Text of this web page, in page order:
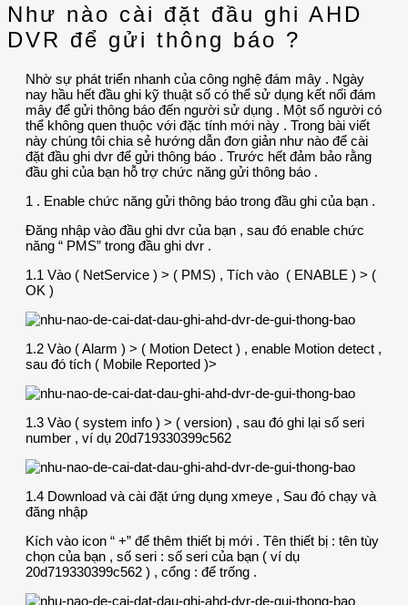
Như nào cài đặt đầu ghi AHD
DVR để gửi thông báo ?
Nhờ sự phát triển nhanh của công nghệ đám mây . Ngày
nay hầu hết đầu ghi kỹ thuật số có thể sử dụng kết nối đám
mây để gửi thông báo đến người sử dụng . Một số người có
thể không quen thuộc với đặc tính mới này . Trong bài viết
này chúng tôi chia sẻ hướng dẫn đơn giản như nào để cài
đặt đầu ghi dvr để gửi thông báo . Trước hết đảm bảo rằng
đầu ghi của bạn hỗ trợ chức năng gửi thông báo .
1 . Enable chức năng gửi thông báo trong đầu ghi của bạn .
Đăng nhập vào đầu ghi dvr của bạn , sau đó enable chức
năng “ PMS” trong đầu ghi dvr .
1.1 Vào ( NetService ) > ( PMS) , Tích vào ( ENABLE ) > (
OK )
1.2 Vào ( Alarm ) > ( Motion Detect ) , enable Motion detect ,
sau đó tích ( Mobile Reported )>
1.3 Vào ( system info ) > ( version) , sau đó ghi lại số seri
number , ví dụ 20d719330399c562
1.4 Download và cài đặt ứng dụng xmeye , Sau đó chạy và
đăng nhập
Kích vào icon “ +” để thêm thiết bị mới . Tên thiết bị : tên tùy
chọn của bạn , số seri : số seri của bạn ( ví dụ
20d719330399c562 ) , cổng : để trống .